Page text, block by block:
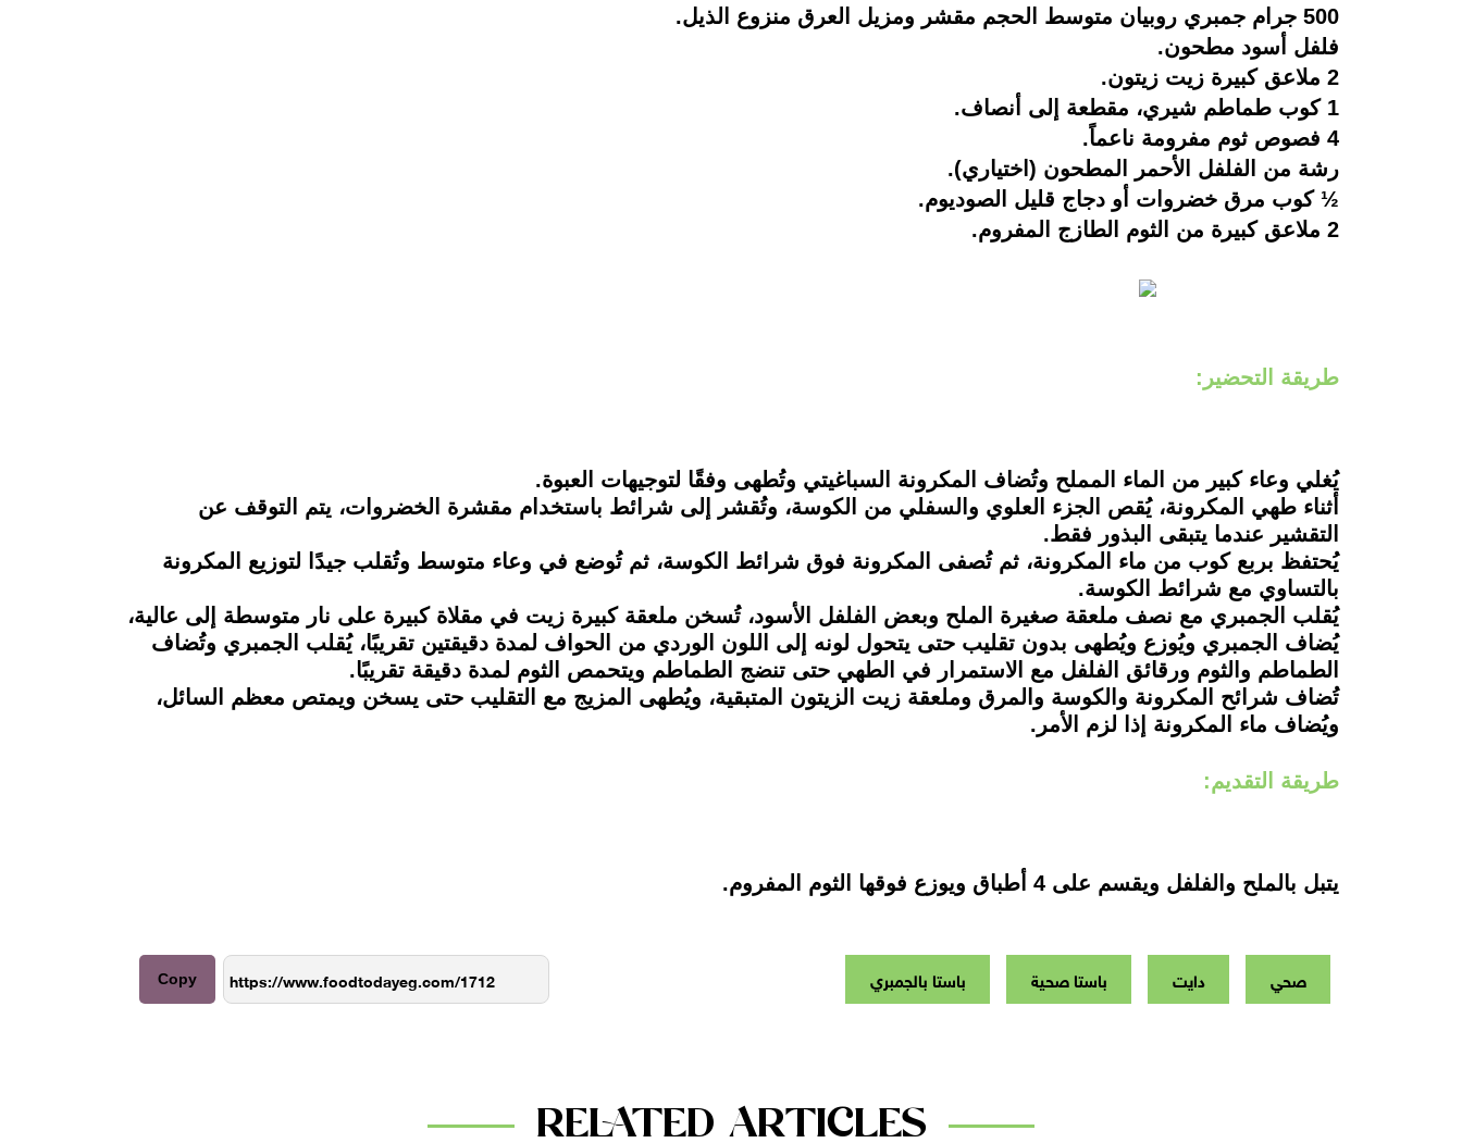
500 جرام جمبري روبيان متوسط الحجم مقشر ومزيل العرق منزوع الذيل.
فلفل أسود مطحون.
2 ملاعق كبيرة زيت زيتون.
1 كوب طماطم شيري، مقطعة إلى أنصاف.
4 فصوص ثوم مفرومة ناعماً.
رشة من الفلفل الأحمر المطحون (اختياري).
½ كوب مرق خضروات أو دجاج قليل الصوديوم.
2 ملاعق كبيرة من الثوم الطازج المفروم.
طريقة التحضير:
يُغلي وعاء كبير من الماء المملح وتُضاف المكرونة السباغيتي وتُطهى وفقًا لتوجيهات العبوة.
أثناء طهي المكرونة، يُقص الجزء العلوي والسفلي من الكوسة، وتُقشر إلى شرائط باستخدام مقشرة الخضروات، يتم التوقف عن
التقشير عندما يتبقى البذور فقط.
يُحتفظ بربع كوب من ماء المكرونة، ثم تُصفى المكرونة فوق شرائط الكوسة، ثم تُوضع في وعاء متوسط وتُقلب جيدًا لتوزيع المكرونة
بالتساوي مع شرائط الكوسة.
يُقلب الجمبري مع نصف ملعقة صغيرة الملح وبعض الفلفل الأسود، تُسخن ملعقة كبيرة زيت في مقلاة كبيرة على نار متوسطة إلى عالية،
يُضاف الجمبري ويُوزع ويُطهى بدون تقليب حتى يتحول لونه إلى اللون الوردي من الحواف لمدة دقيقتين تقريبًا، يُقلب الجمبري وتُضاف
الطماطم والثوم ورقائق الفلفل مع الاستمرار في الطهي حتى تنضج الطماطم ويتحمص الثوم لمدة دقيقة تقريبًا.
تُضاف شرائح المكرونة والكوسة والمرق وملعقة زيت الزيتون المتبقية، ويُطهى المزيج مع التقليب حتى يسخن ويمتص معظم السائل،
ويُضاف ماء المكرونة إذا لزم الأمر.
طريقة التقديم:
يتبل بالملح والفلفل ويقسم على 4 أطباق ويوزع فوقها الثوم المفروم.
صحي دايت باستا صحية باستا بالجمبري Copy
RELATED ARTICLES